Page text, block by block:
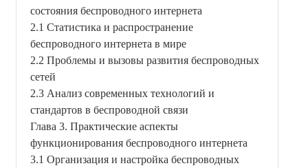
состояния беспроводного интернета
2.1 Статистика и распространение
беспроводного интернета в мире
2.2 Проблемы и вызовы развития беспроводных
сетей
2.3 Анализ современных технологий и
стандартов в беспроводной связи
Глава 3. Практические аспекты
функционирования беспроводного интернета
3.1 Организация и настройка беспроводных